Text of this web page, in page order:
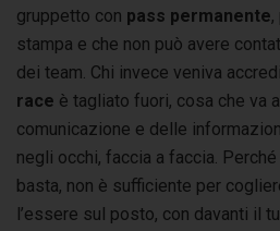
gruppetto con pass permanente
stampa e che non può avere
dei team. Chi invece veniva
race è tagliato fuori, cosa che va
comunicazione e delle
negli occhi, faccia a faccia.
basta, non è sufficiente per
l’essere sul posto, con davanti il